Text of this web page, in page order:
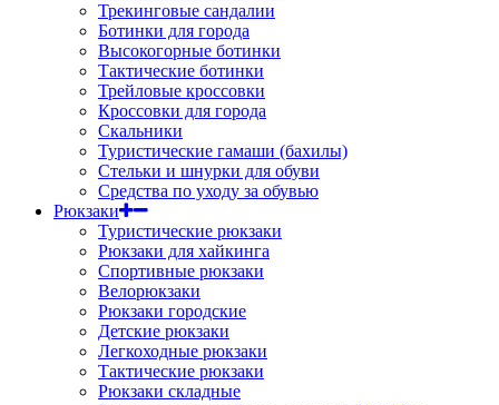
Трекинговые сандалии
Ботинки для города
Высокогорные ботинки
Тактические ботинки
Трейловые кроссовки
Кроссовки для города
Скальники
Туристические гамаши (бахилы)
Стельки и шнурки для обуви
Средства по уходу за обувью
Рюкзаки
Туристические рюкзаки
Рюкзаки для хайкинга
Спортивные рюкзаки
Велорюкзаки
Рюкзаки городские
Детские рюкзаки
Легкоходные рюкзаки
Тактические рюкзаки
Рюкзаки складные